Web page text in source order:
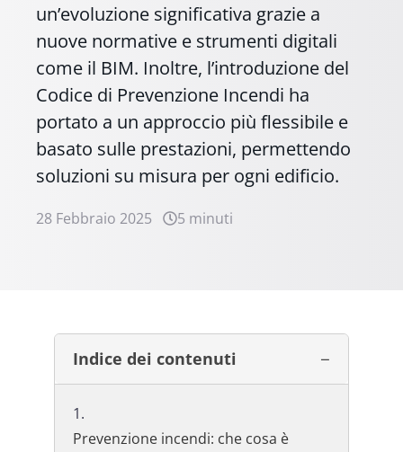
un’evoluzione significativa grazie a
nuove normative e strumenti digitali
come il BIM. Inoltre, l’introduzione del
Codice di Prevenzione Incendi ha
portato a un approccio più flessibile e
basato sulle prestazioni, permettendo
soluzioni su misura per ogni edificio.
28 Febbraio 2025 5 minuti
Indice dei contenuti
Prevenzione incendi: che cosa è